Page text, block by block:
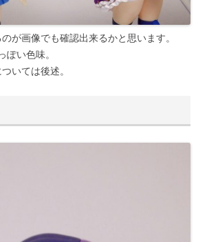
が画像でも確認出来るかと思います。
ぽい色味。
いては後述。